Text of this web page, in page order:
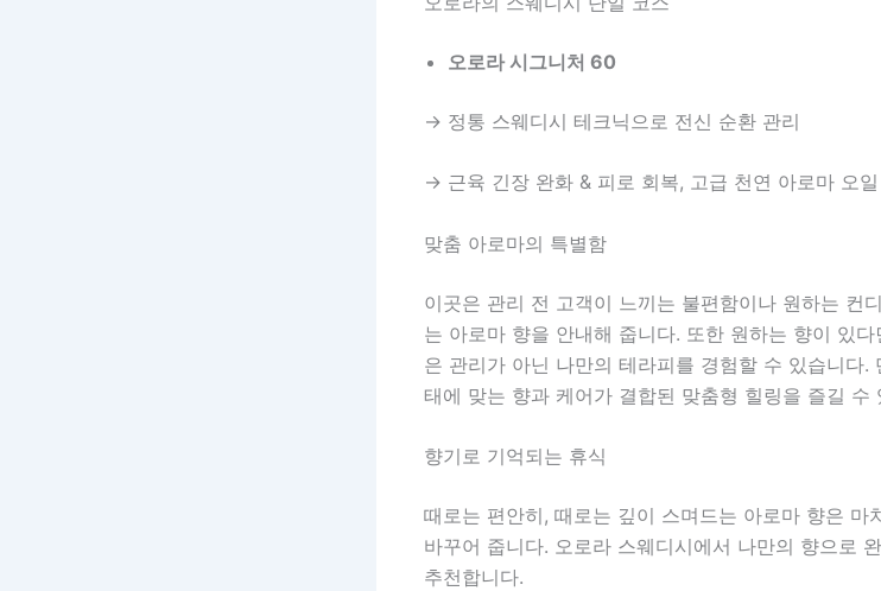
오로라 시그니처 60
→ 정통 스웨디시 테크닉으로 전신 순환 관리
→ 근육 긴장 완화 & 피로 회복, 고급 천연 아로마 오
맞춤 아로마의 특별함
이곳은 관리 전 고객이 느끼는 불편함이나 원하는 컨
는 아로마 향을 안내해 줍니다. 또한 원하는 향이 있
은 관리가 아닌 나만의 테라피를 경험할 수 있습니다.
태에 맞는 향과 케어가 결합된 맞춤형 힐링을 즐길 수
향기로 기억되는 휴식
때로는 편안히, 때로는 깊이 스며드는 아로마 향은 마
바꾸어 줍니다. 오로라 스웨디시에서 나만의 향으로
추천합니다.